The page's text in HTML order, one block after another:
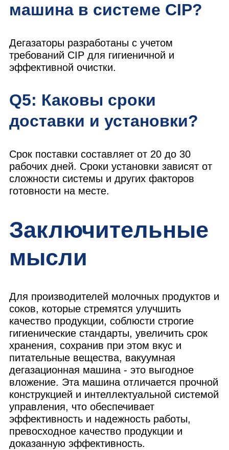
машина в системе CIP?
Дегазаторы разработаны с учетом
требований CIP для гигиеничной и
эффективной очистки.
Q5: Каковы сроки
доставки и установки?
Срок поставки составляет от 20 до 30
рабочих дней. Сроки установки зависят от
сложности системы и других факторов
готовности на месте.
Заключительные
мысли
Для производителей молочных продуктов и
соков, которые стремятся улучшить
качество продукции, соблюсти строгие
гигиенические стандарты, увеличить срок
хранения, сохранив при этом вкус и
питательные вещества, вакуумная
дегазационная машина - это выгодное
вложение. Эта машина отличается прочной
конструкцией и интеллектуальной системой
управления, что обеспечивает
эффективность и надежность работы,
превосходное качество продукции и
доказанную эффективность.